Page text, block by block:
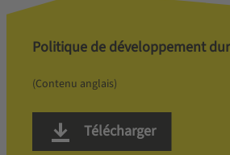
Politique de développement
(Contenu anglais)
Télécharger